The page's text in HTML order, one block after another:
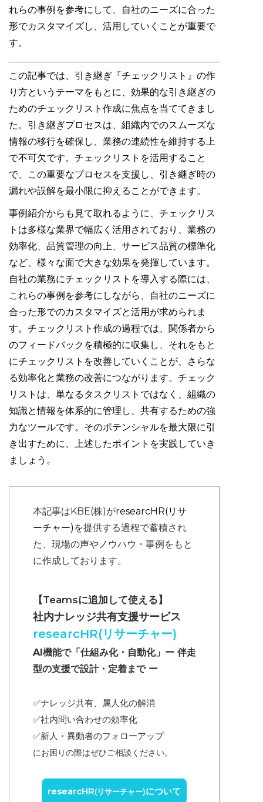
れらの事例を参考にして、自社のニーズに合った
形でカスタマイズし、活用していくことが重要で
す。
この記事では、引き継ぎ『チェックリスト』の作
り方というテーマをもとに、効果的な引き継ぎの
ためのチェックリスト作成に焦点を当ててきまし
た。引き継ぎプロセスは、組織内でのスムーズな
情報の移行を確保し、業務の連続性を維持する上
で不可欠です。チェックリストを活用すること
で、この重要なプロセスを支援し、引き継ぎ時の
漏れや誤解を最小限に抑えることができます。
事例紹介からも見て取れるように、チェックリス
トは多様な業界で幅広く活用されており、業務の
効率化、品質管理の向上、サービス品質の標準化
など、様々な面で大きな効果を発揮しています。
自社の業務にチェックリストを導入する際には、
これらの事例を参考にしながら、自社のニーズに
合った形でのカスタマイズと活用が求められま
す。チェックリスト作成の過程では、関係者から
のフィードバックを積極的に収集し、それをもと
にチェックリストを改善していくことが、さらな
る効率化と業務の改善につながります。チェック
リストは、単なるタスクリストではなく、組織の
知識と情報を体系的に管理し、共有するための強
力なツールです。そのポテンシャルを最大限に引
き出すために、上述したポイントを実践していき
ましょう。
本記事はKBE(株)がresearcHR(リサ
ーチャー) を提供する過程で蓄積され
た、現場の声やノウハウ・事例をもと
に作成しております。
【Teamsに追加して使える】
社内ナレッジ共有支援サービス
researcHR(リサーチャー)
AI機能で「仕組み化・自動化」ー 伴走
型の支援で設計・定着まで ー
✅ナレッジ共有、属人化の解消
✅社内問い合わせの効率化
✅新人・異動者のフォローアップ
にお困りの際はぜひご相談ください。
researcHR(リサーチャー)について